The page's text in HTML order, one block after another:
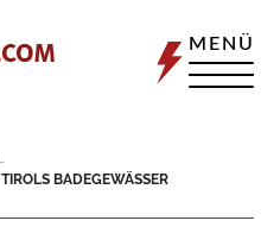
MENÜ
BADEGEWÄSSER